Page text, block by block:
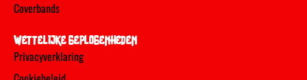
Coverbands
WETTELIJKE GEPLOGENHEDEN
Privacyverklaring